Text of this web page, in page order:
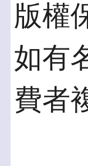
版權
如有
費者